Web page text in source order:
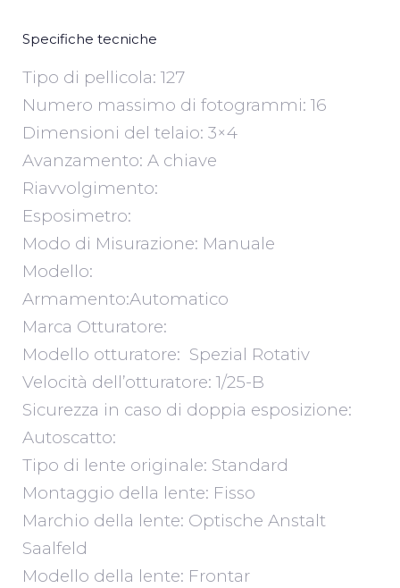
Specifiche tecniche
Tipo di pellicola: 127
Numero massimo di fotogrammi: 16
Dimensioni del telaio: 3×4
Avanzamento: A chiave
Riavvolgimento:
Esposimetro:
Modo di Misurazione: Manuale
Modello:
Armamento:Automatico
Marca Otturatore:
Modello otturatore: Spezial Rotativ
Velocità dell’otturatore: 1/25-B
Sicurezza in caso di doppia esposizione:
Autoscatto:
Tipo di lente originale: Standard
Montaggio della lente: Fisso
Marchio della lente: Optische Anstalt
Saalfeld
Modello della lente: Frontar